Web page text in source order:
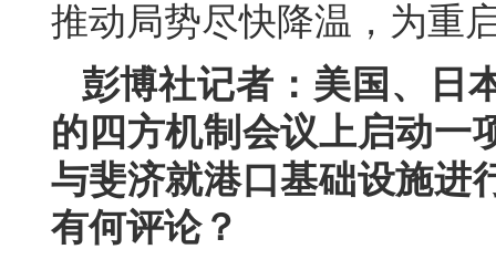
推动局势尽快降温，为重
彭博社记者：美国、日
的四方机制会议上启动一
与斐济就港口基础设施进
有何评论？